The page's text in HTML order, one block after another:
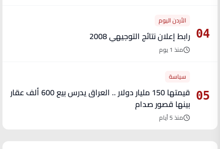
04
الأردن اليوم
رابط إعلان نتائج التوجيهي 2008
منذ 1 يوم
05
سياسة
قيمتها 150 مليار دولار .. العراق يدرس بيع 600 ألف عقار
بينها قصور صدام
منذ 5 أيام